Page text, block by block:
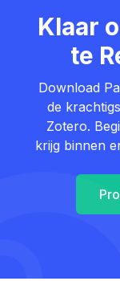
Klaar
te
Download
de
Zotero.
krijg binnen